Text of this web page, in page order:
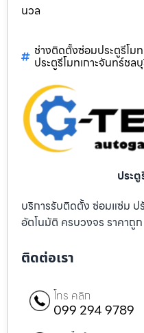
นวล
ช่างติดตั้งซ่อมประตูรีโมท
ประตูรีโมทเกาะจันทร์ชล
ประ
บริการรับติดตั้ง ซ่อมแซ่ม ป
อัตโนมัติ ครบวงจร ราคาถูก
ติดต่อเรา
โทร คลิก
099 294 9789